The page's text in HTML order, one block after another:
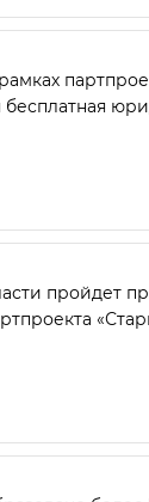
пройдет